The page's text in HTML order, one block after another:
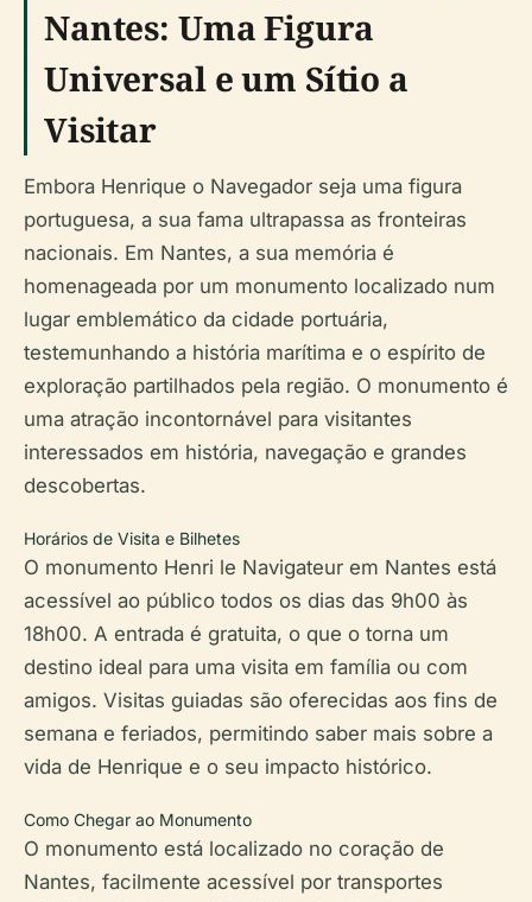
Nantes: Uma Figura
Universal e um Sítio a
Visitar
Embora Henrique o Navegador seja uma figura
portuguesa, a sua fama ultrapassa as fronteiras
nacionais. Em Nantes, a sua memória é
homenageada por um monumento localizado num
lugar emblemático da cidade portuária,
testemunhando a história marítima e o espírito de
exploração partilhados pela região. O monumento é
uma atração incontornável para visitantes
interessados em história, navegação e grandes
descobertas.
Horários de Visita e Bilhetes
O monumento Henri le Navigateur em Nantes está
acessível ao público todos os dias das 9h00 às
18h00. A entrada é gratuita, o que o torna um
destino ideal para uma visita em família ou com
amigos. Visitas guiadas são oferecidas aos fins de
semana e feriados, permitindo saber mais sobre a
vida de Henrique e o seu impacto histórico.
Como Chegar ao Monumento
O monumento está localizado no coração de
Nantes, facilmente acessível por transportes